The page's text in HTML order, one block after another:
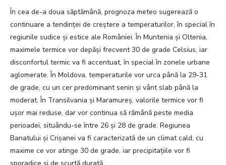
În cea de-a doua săptămână, prognoza meteo sugerează o
continuare a tendinței de creștere a temperaturilor, în special în
regiunile sudice și estice ale României. În Muntenia și Oltenia,
maximele termice vor depăși frecvent 30 de grade Celsius, iar
disconfortul termic va fi accentuat, în special în zonele urbane
aglomerate. În Moldova, temperaturile vor urca până la 29-31
de grade, cu un cer predominant senin și vânt slab până la
moderat. În Transilvania și Maramureș, valorile termice vor fi
ușor mai reduse, dar vor continua să rămână peste media
perioadei, situându-se între 26 și 28 de grade. Regiunea
Banatului și Crișanei va fi caracterizată de un climat cald, cu
maxime ce vor atinge 30 de grade, iar precipitațiile vor fi